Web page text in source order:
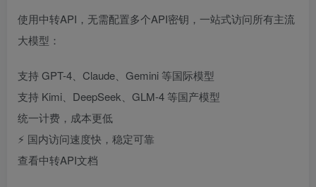
使用中转API，无需配置多个API密钥，一站式访问所有主流
大模型：
支持 GPT-4、Claude、Gemini 等国际模型
支持 Kimi、DeepSeek、GLM-4 等国产模型
统一计费，成本更低
⚡ 国内访问速度快，稳定可靠
查看中转API文档